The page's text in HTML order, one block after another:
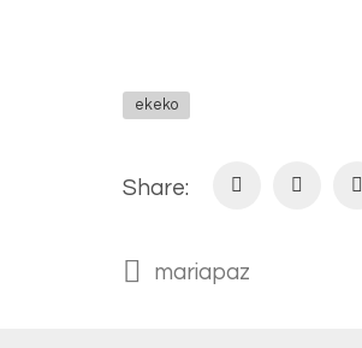
ekeko
Share:
mariapaz